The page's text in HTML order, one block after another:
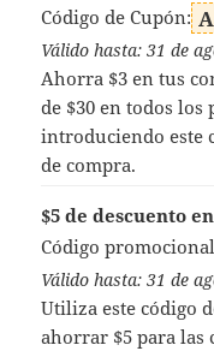
Código de Cupón:
Válido hasta: 31 de
Ahorra $3 en tus
de $30 en todos
introduciendo este
de compra.
$5 de descuento
Código
Válido hasta: 31 de
Utiliza este código
ahorrar $5 para